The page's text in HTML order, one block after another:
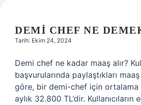
DEMI CHEF NE
Tarih: Ekim 24, 2024
Demi chef ne kadar maaş alır?
başvurularında paylaştıkları
göre, bir demi-chef için ortalama
aylık 32.800 TL’dir. Kullanıcıların